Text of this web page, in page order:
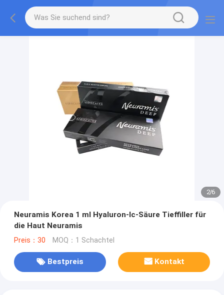
2/6
Neuramis Korea 1 ml Hyaluron-Ic-Säure Tieffiller für
die Haut Neuramis
Preis：30 MOQ：1 Schachtel
Bestpreis Kontakt